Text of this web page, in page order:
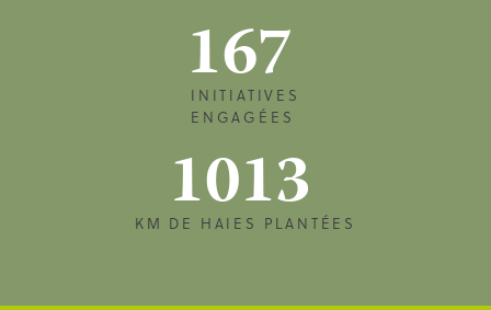
167
INITIATIVES
ENGAGÉES
1013
KM DE HAIES PLANTÉES